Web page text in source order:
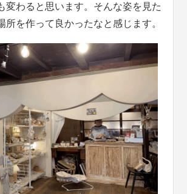
変わると思います。そんな姿を見た
所を作って良かったなと感じます。